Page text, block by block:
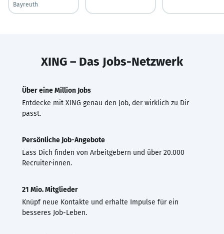
Bayreuth
XING – Das Jobs-Netzwerk
Über eine Million Jobs
Entdecke mit XING genau den Job, der wirklich zu Dir
passt.
Persönliche Job-Angebote
Lass Dich finden von Arbeitgebern und über 20.000
Recruiter·innen.
21 Mio. Mitglieder
Knüpf neue Kontakte und erhalte Impulse für ein
besseres Job-Leben.